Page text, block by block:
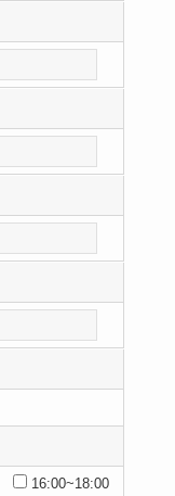
16:00~18:00